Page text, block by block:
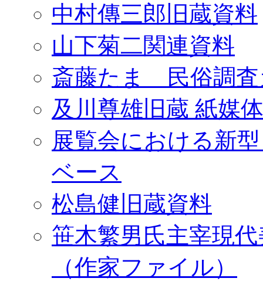
中村傳三郎旧蔵資料
山下菊二関連資料
斎藤たま 民俗調査
及川尊雄旧蔵 紙媒
展覧会における新
ベース
松島健旧蔵資料
笹木繁男氏主宰現
（作家ファイル）